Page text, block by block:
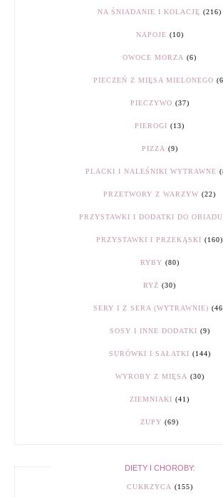
NA ŚNIADANIE I KOLACJĘ (216)
NAPOJE (10)
OWOCE MORZA (6)
PIECZEŃ Z MIĘSA MIELONEGO
PIECZYWO (37)
PIEROGI (13)
PIZZA (9)
PLACKI I NALEŚNIKI WYTRAWNE
PRZETWORY Z WARZYW (22)
PRZYSTAWKI I DODATKI DO OBIADU
PRZYSTAWKI I PRZEKĄSKI (160)
RYBY (80)
RYŻ (30)
SERY I Z SERA (WYTRAWNIE)
SOSY I INNE DODATKI (9)
SURÓWKI I SAŁATKI (144)
WYROBY Z MIĘSA (30)
ZIEMNIAKI (41)
ZUPY (69)
DIETY I CHOROBY:
CUKRZYCA (155)